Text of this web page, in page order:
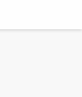
no Brasil, moto